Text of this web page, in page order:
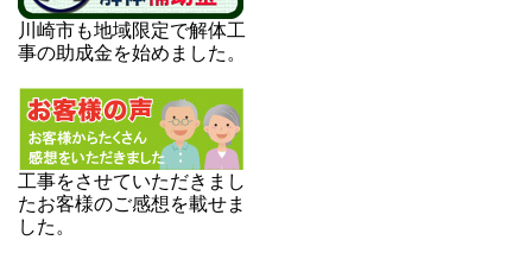
川崎市も地域限定で解体工
事の助成金を始めました。
工事をさせていただきまし
たお客様のご感想を載せま
した。